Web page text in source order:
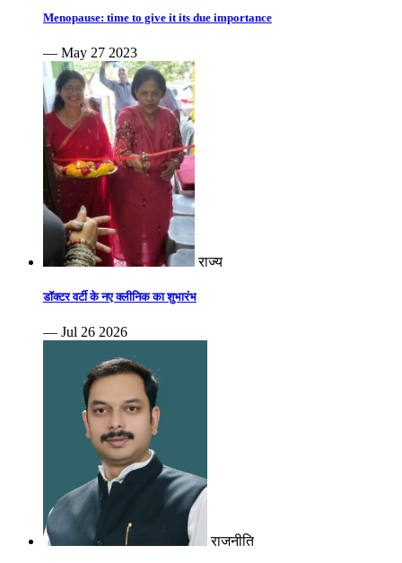
Menopause: time to give it its due importance
— May 27 2023
राज्य
डॉक्टर वर्टी के नए क्लीनिक का शुभारंभ
— Jul 26 2026
राजनीति